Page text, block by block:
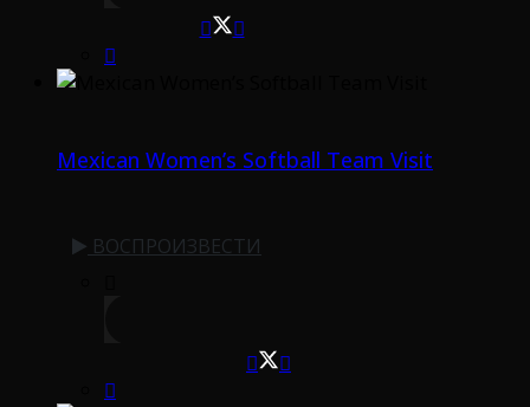
Mexican Women’s Softball Team Visit
ВОСПРОИЗВЕСТИ